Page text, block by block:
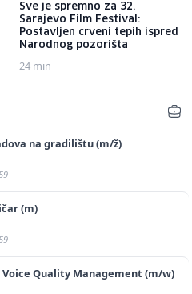
Sve je spremno za 32.
Sarajevo Film Festival:
Postavljen crveni tepih ispred
Narodnog pozorišta
24 min
na gradilištu (m/ž)
(m)
Quality Management (m/w)